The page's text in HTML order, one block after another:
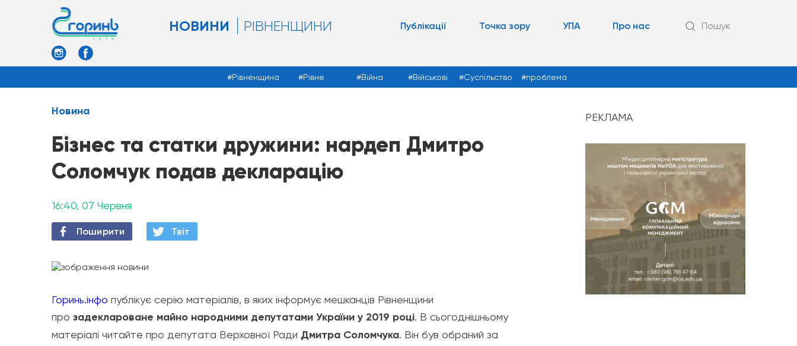
НОВИНИ РІВНЕНЩИНИ Публікації Точка зору УПА Про нас Пошук
Рівненщина Рівне Війна Військові Суспільство проблема
Новина
Бізнес та статки дружини: нардеп Дмитро
Соломчук подав декларацію
16:40, 07 Червня
Поширити Твiт
Горинь.інфо публікує серію матеріалів, в яких інформує мешканців Рівненщини
про задеклароване майно народними депутатами України у 2019 році. В сьогоднішньому
матеріалі читайте про депутата Верховної Ради Дмитра Соломчука. Він був обраний за
РЕКЛАМА